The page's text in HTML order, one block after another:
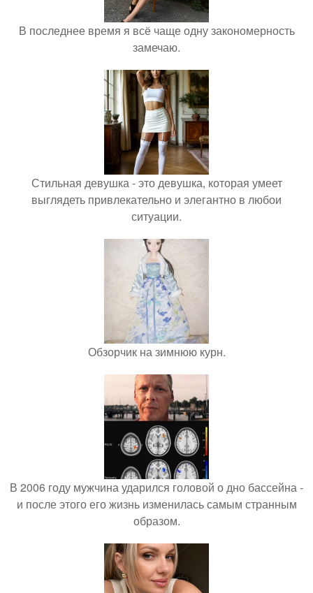
В последнее время я всё чаще одну закономерность
замечаю.
Стильная девушка - это девушка, которая умеет
выглядеть привлекательно и элегантно в любои
ситуации.
Обзорчик на зимнюю курн.
В 2006 году мужчина ударился головой о дно бассейна -
и после этого его жизнь изменилась самым странным
образом.